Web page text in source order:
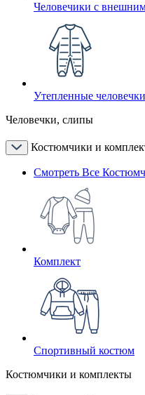
Человечики с
Утепленные человечки
Человечки, слипы
Костюмчики и
Смотреть Все
Комплект
Спортивный костюм
Костюмчики и комплекты